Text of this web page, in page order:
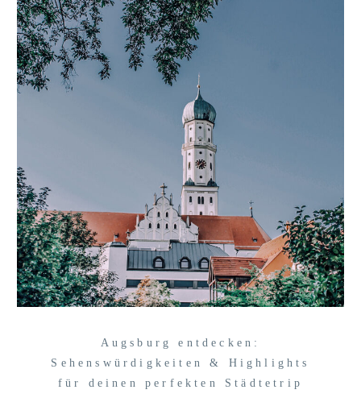
Augsburg entdecken:
Sehenswürdigkeiten & Highlights
für deinen perfekten Städtetrip